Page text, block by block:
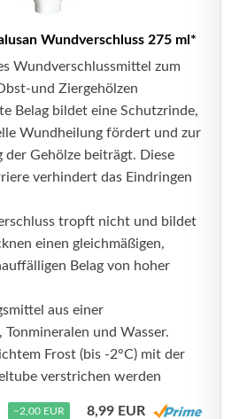
Wundverschluss 275 ml*
Wundverschlussmittel zum
und Ziergehölzen
Belag bildet eine Schutzrinde,
Wundheilung fördert und zur
der Gehölze beiträgt. Diese
verhindert das Eindringen
tropft nicht und bildet
einen gleichmäßigen,
Belag von hoher
aus einer
Tonmineralen und Wasser.
Frost (bis -2°C) mit der
verstrichen werden
−2,00 EUR 8,99 EUR